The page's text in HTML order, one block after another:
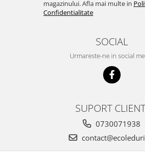
magazinului. Afla mai multe in
Confidentialitate
SOCIAL
Urmareste-ne in social
SUPORT
0730071938